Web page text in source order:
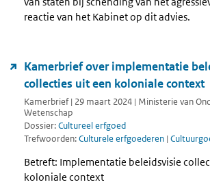
reactie van het Kabinet op dit advies.
Kamerbrief over implementatie
collecties uit een koloniale context
Kamerbrief | 29 maart 2024 | Ministerie van
Wetenschap
Dossier:Cultureel erfgoed
Trefwoorden:Culturele erfgoederen |
Betreft: Implementatie beleidsvisie
koloniale context